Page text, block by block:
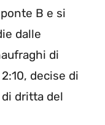
B e si
dalle
di
decise di
dritta del